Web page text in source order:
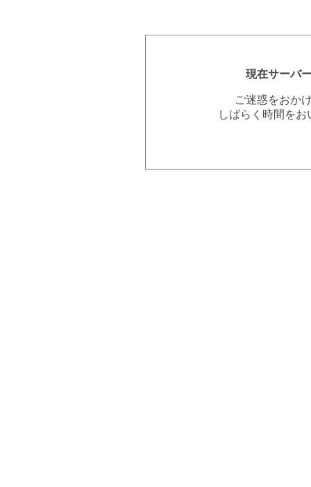
現在サーバ
ご迷惑をおか
しばらく時間を